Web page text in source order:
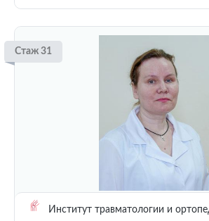
Стаж 31
Институт травматологии и